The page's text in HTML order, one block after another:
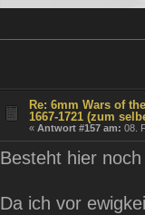
Re: 6mm Wars of
1667-1721 (zum
«Antwort #157 am: 08.
Besteht hier
Da ich vor